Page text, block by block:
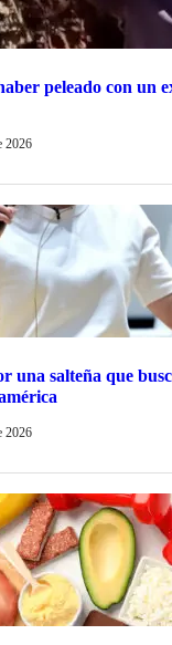
peleado con un
2026
una salteña que
2026